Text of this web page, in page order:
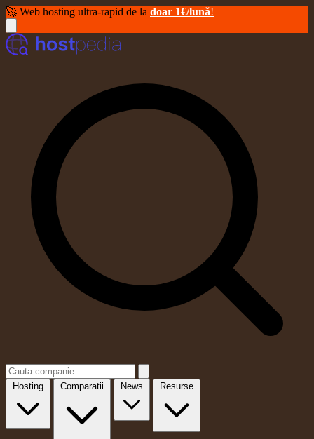
🚀 Web hosting ultra-rapid de la doar 1€/lună!
Hosting Comparatii News Resurse